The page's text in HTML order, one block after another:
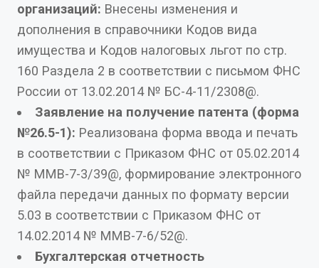
организаций: Внесены изменения и
дополнения в справочники Кодов вида
имущества и Кодов налоговых льгот по стр.
160 Раздела 2 в соответствии с письмом ФНС
России от 13.02.2014 № БС-4-11/2308@.
Заявление на получение патента (форма
№26.5-1): Реализована форма ввода и печать
в соответствии с Приказом ФНС от 05.02.2014
№ ММВ-7-3/39@, формирование электронного
файла передачи данных по формату версии
5.03 в соответствии с Приказом ФНС от
14.02.2014 № ММВ-7-6/52@.
Бухгалтерская отчетность